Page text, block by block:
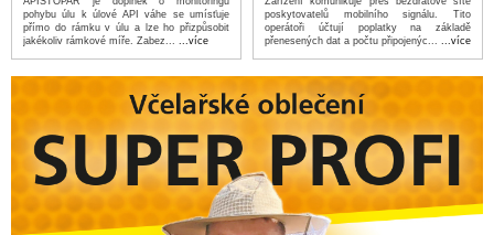
pohybu úlu k úlové API váhe se umísťuje
přímo do rámku v úlu a lze ho přizpůsobit
jakékoliv rámkové míře. Zabez... ...více
poskytovatelů mobilního signálu. Tito
operátoři účtují poplatky na základě
přenesených dat a počtu připojenýc... ...více